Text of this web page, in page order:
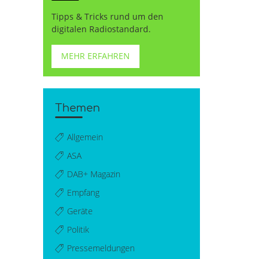
Tipps & Tricks rund um den
digitalen Radiostandard.
MEHR ERFAHREN
Themen
Allgemein
ASA
DAB+ Magazin
Empfang
Geräte
Politik
Pressemeldungen